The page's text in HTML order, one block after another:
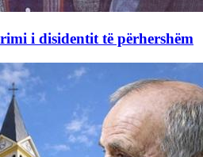
i disidentit të përhershëm